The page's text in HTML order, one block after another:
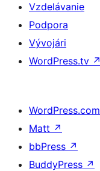
Vzdelávanie
Podpora
Vývojári
WordPress.tv ↗
WordPress.com
Matt ↗
bbPress ↗
BuddyPress ↗